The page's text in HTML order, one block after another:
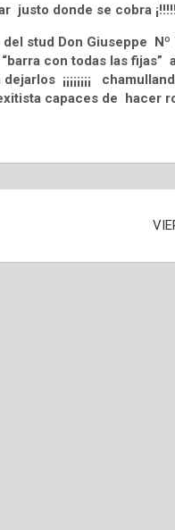
justo donde se cobra
stud Don Giuseppe Nº
con todas las fijas”
¡¡¡¡¡¡¡¡
capaces de hacer